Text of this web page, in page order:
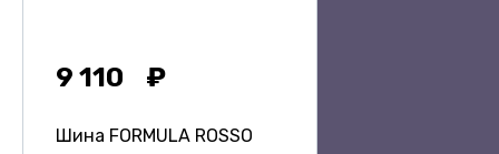
9 110
Шина FORMULA ROSSO